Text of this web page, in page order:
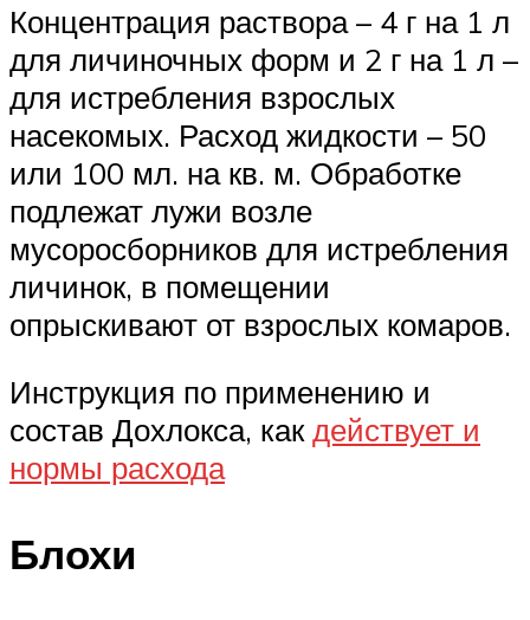
Концентрация раствора – 4 г на 1 л
для личиночных форм и 2 г на 1 л –
для истребления взрослых
насекомых. Расход жидкости – 50
или 100 мл. на кв. м. Обработке
подлежат лужи возле
мусоросборников для истребления
личинок, в помещении
опрыскивают от взрослых комаров.
Инструкция по применению и
состав Дохлокса, какдействует и
нормы расхода
Блохи